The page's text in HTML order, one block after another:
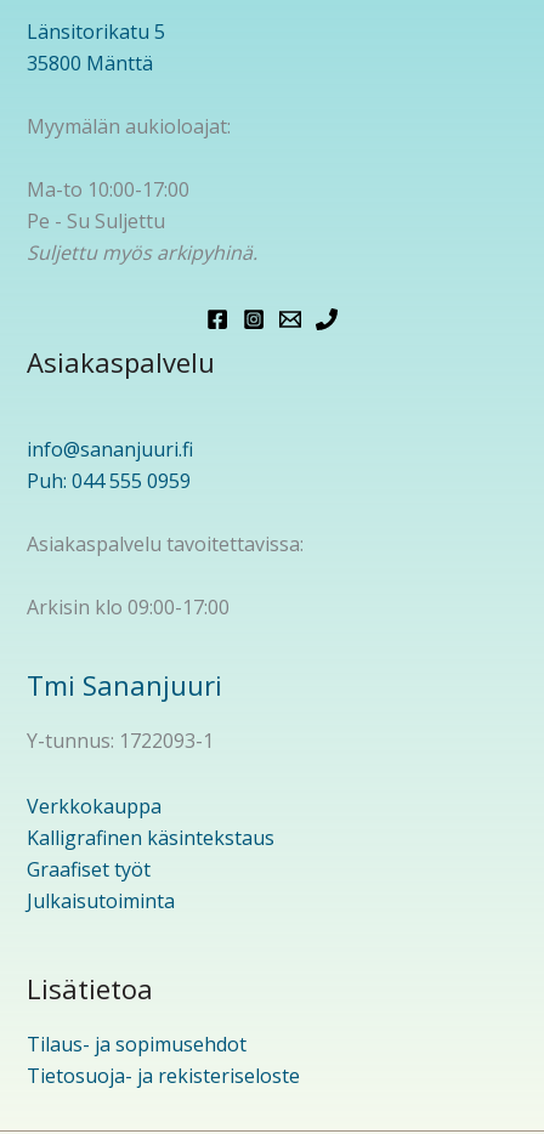
Länsitorikatu 5
35800 Mänttä
Myymälän aukioloajat:
Ma-to 10:00-17:00
Pe - Su Suljettu
Suljettu myös arkipyhinä.
Asiakaspalvelu
info@sananjuuri.fi
Puh: 044 555 0959
Asiakaspalvelu tavoitettavissa:
Arkisin klo 09:00-17:00
Tmi Sananjuuri
Y-tunnus: 1722093-1
Verkkokauppa
Kalligrafinen käsintekstaus
Graafiset työt
Julkaisutoiminta
Lisätietoa
Tilaus- ja sopimusehdot
Tietosuoja- ja rekisteriseloste